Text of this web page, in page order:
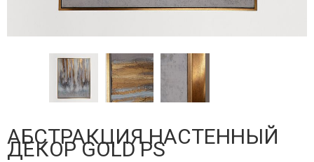
АБСТРАКЦИЯ НАСТЕННЫЙ
ДЕКОР GOLD PS